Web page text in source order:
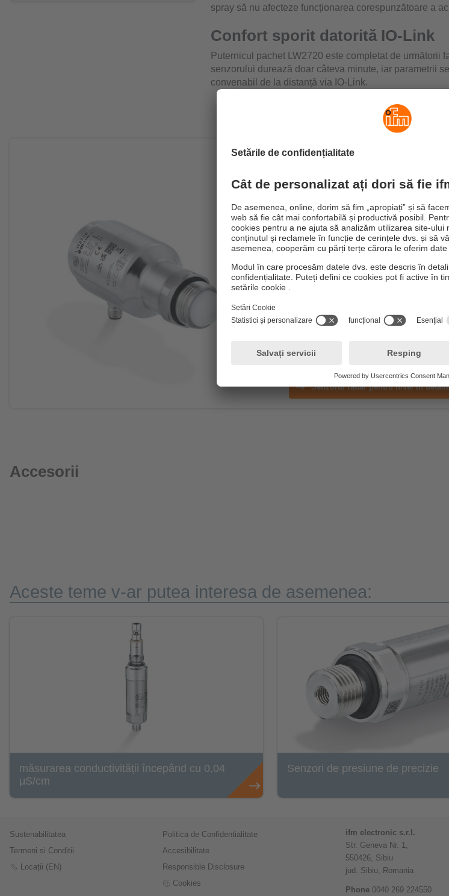
spray să nu afecteze funcționarea corespunzătoare a
Confort sporit datorită IO-Link
Puternicul pachet LW2720 este completat de următorii
senzorului durează doar câteva minute, iar parametrii
convenabil de la distanță via IO-Link.
Precis și convenabil:
Monitorizarea fără
Cu ajutorul senzorului de nivel
lichidelor din rezervoarele cu o
defecțiunile sau erorile senzorului
Senzorul radar pentru nivel în
Accesorii
Aceste teme v-ar putea interesa de asemenea:
măsurarea conductivității începând cu 0,04
μS/cm
Senzori de presiune de precizie
Sustenabilitatea
Termeni si Conditii
Locații (EN)
Politica de Confidentialitate
Accesibilitate
Responsible Disclosure
Cookies
ifm electronic s.r.l.
Str. Geneva Nr. 1,
550426, Sibiu
jud. Sibiu, Romania
Phone 0040 269 224550